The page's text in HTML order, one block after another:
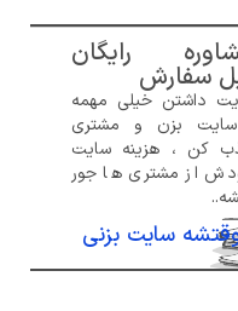
رایگان
سفارش
داشتن خیلی مهمه
بزن و مشتری
کن ، هزینه سایت
از مشتری ها جور
سایت بزنی